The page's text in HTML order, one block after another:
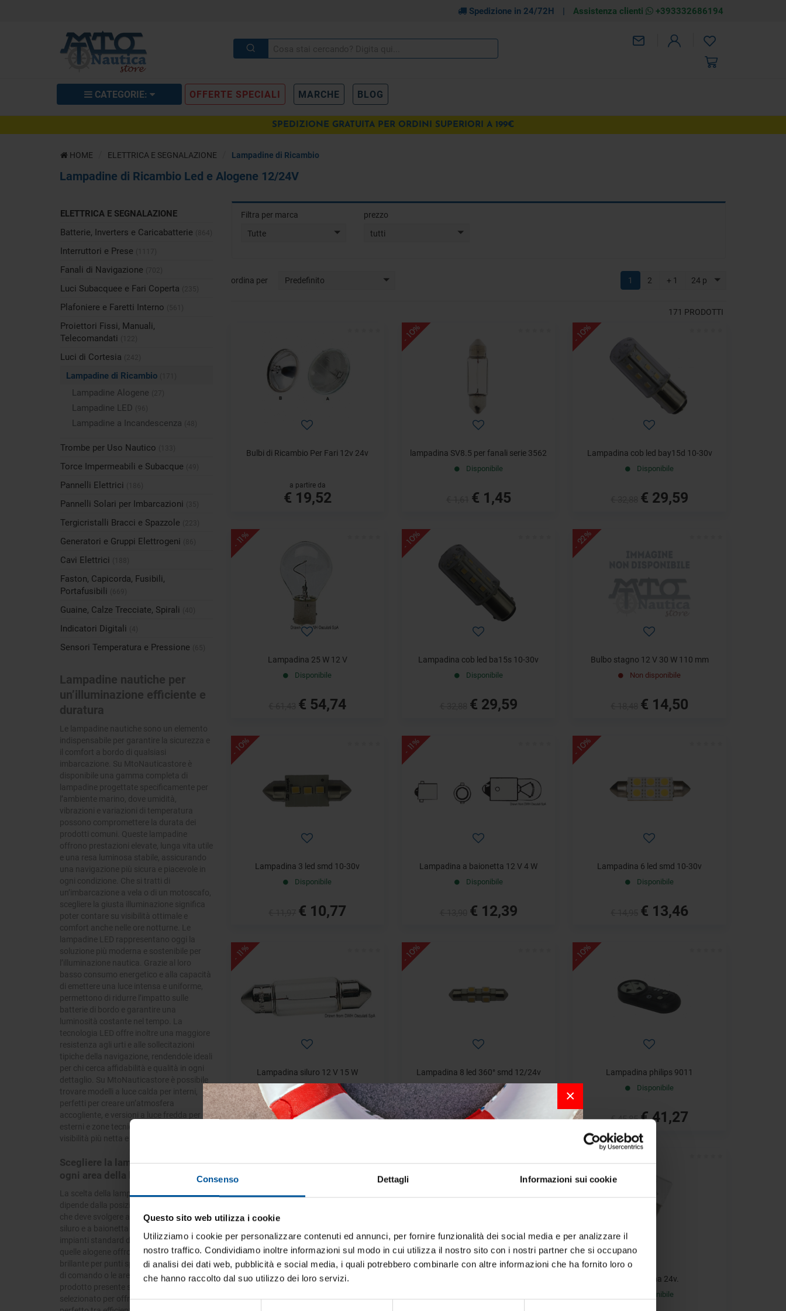
Tieniti aggiornato sulle migliori occasioni per la
tua barca
Iscriviti alla newsletter e ricevi le offerte più vantaggiose e selezionate per chi
vive la nautica ogni giorno. Con MTO trovi tutto ciò che serve davvero a bordo.
×
Consenso Dettagli Informazioni sui cookie
Questo sito web utilizza i cookie
Utilizziamo i cookie per personalizzare contenuti ed annunci, per fornire funzionalità dei social media e per analizzare il
nostro traffico. Condividiamo inoltre informazioni sul modo in cui utilizza il nostro sito con i nostri partner che si occupano
di analisi dei dati web, pubblicità e social media, i quali potrebbero combinarle con altre informazioni che ha fornito loro o
che hanno raccolto dal suo utilizzo dei loro servizi.
Spedizione in 24/72H | Assistenza clienti +393332686194
CATEGORIE: OFFERTE SPECIALI MARCHE BLOG
SPEDIZIONE GRATUITA PER ORDINI SUPERIORI A 199€
HOME ELETTRICA E SEGNALAZIONE Lampadine di Ricambio
Lampadine di Ricambio Led e Alogene 12/24V
ELETTRICA E SEGNALAZIONE
Batterie, Inverters e Caricabatterie
Interruttori e Prese
Fanali di Navigazione
Luci Subacquee e Fari Coperta
Plafoniere e Faretti Interno
Proiettori Fissi, Manuali,
Telecomandati
Luci di Cortesia
Lampadine di Ricambio
Lampadine Alogene
Lampadine LED
Lampadine a Incandescenza
Trombe per Uso Nautico
Torce Impermeabili e Subacque
Pannelli Elettrici
Pannelli Solari per Imbarcazioni
Tergicristalli Bracci e Spazzole
Generatori e Gruppi Elettrogeni
Cavi Elettrici
Faston, Capicorda, Fusibili,
Portafusibili
Guaine, Calze Trecciate, Spirali
Indicatori Digitali
Sensori Temperatura e Pressione
Lampadine nautiche per
un’illuminazione efficiente e
duratura
Le lampadine nautiche sono un elemento
indispensabile per garantire la sicurezza e
il comfort a bordo di qualsiasi
imbarcazione. Su MtoNauticastore è
disponibile una gamma completa di
lampadine progettate specificamente per
l’ambiente marino, dove umidità,
vibrazioni e variazioni di temperatura
possono compromettere la durata dei
prodotti comuni. Queste lampadine
offrono prestazioni elevate, lunga vita utile
e una resa luminosa stabile, assicurando
una navigazione più sicura e piacevole in
ogni condizione. Che si tratti di
un’imbarcazione a vela o di un motoscafo,
scegliere la giusta illuminazione significa
poter contare su visibilità ottimale e
comfort anche nelle ore notturne. Le
lampadine LED rappresentano oggi la
soluzione più moderna e sostenibile per
l’illuminazione nautica. Grazie al loro
basso consumo energetico e alla capacità
di emettere una luce intensa e uniforme,
permettono di ridurre l’impatto sulle
batterie di bordo e garantire una
luminosità costante nel tempo. La
tecnologia LED offre inoltre una maggiore
resistenza agli urti e alle sollecitazioni
tipiche della navigazione, rendendole ideali
per chi cerca affidabilità e qualità in ogni
dettaglio. Su MtoNauticastore è possibile
trovare modelli a luce calda per interni,
perfetti per creare un’atmosfera
accogliente, e versioni a luce fredda per
esterni e zone tecniche dove serve una
visibilità più netta e precisa.
Scegliere la lampadina giusta per
ogni area della barca
La scelta della lampadina più adatta
dipende dalla posizione e dalla funzione
che deve svolgere a bordo. Le lampadine a
siluro e a baionetta sono ideali per gli
impianti standard di illuminazione, mentre
quelle alogene offrono una luce più
brillante per punti specifici come la plancia
di comando o le aree di lavoro. Ogni
prodotto presente su MtoNauticastore è
selezionato per offrire un equilibrio
Filtra per marca
Tutte
prezzo
tutti
ordina per Predefinito 24 p
1 2 + 1
171 PRODOTTI
Bulbi di Ricambio Per Fari 12v 24v
a partire da
€ 19,52
- 10%
lampadina SV8.5 per fanali serie 3562
Disponibile
€ 1,45
- 10%
Lampadina cob led bay15d 10-30v
Disponibile
€ 29,59
- 11%
Lampadina 25 W 12 V
Disponibile
€ 54,74
- 10%
Lampadina cob led ba15s 10-30v
Disponibile
€ 29,59
- 22%
Bulbo stagno 12 V 30 W 110 mm
Non disponibile
€ 14,50
- 10%
Lampadina 3 led smd 10-30v
Disponibile
€ 10,77
- 11%
Lampadina a baionetta 12 V 4 W
Disponibile
€ 12,39
- 10%
Lampadina 6 led smd 10-30v
Disponibile
€ 13,46
- 11%
Lampadina siluro 12 V 15 W
Disponibile
€ 20,92 € 18,65
- 10%
Lampadina 8 led 360° smd 12/24v
Disponibile
€ 17,93 € 16,14
- 10%
Lampadina philips 9011
Disponibile
€ 45,85 € 41,27
- 10%
Lampadina 8 led 12v
- 10% - 10%
Lampadina 24v.
Disponibile